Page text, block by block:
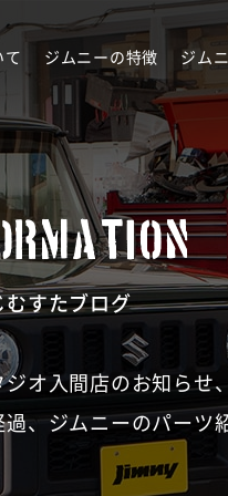
て ジムニーの特徴 ジム
むすたブログ
ジオ入間店のお知らせ
、ジムニーのパーツ